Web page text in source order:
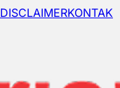
DISCLAIMERKONTAK